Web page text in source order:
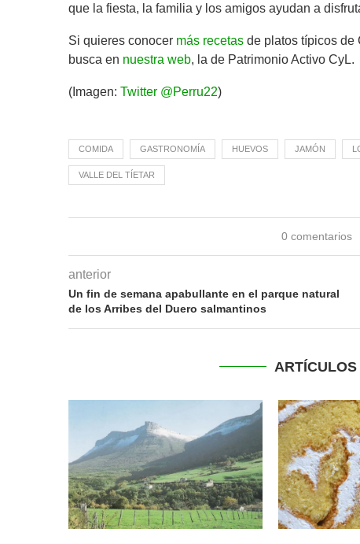
que la fiesta, la familia y los amigos ayudan a
Si quieres conocer más recetas de platos típicos de
busca en nuestra web, la de Patrimonio Activo CyL.
(Imagen: Twitter @Perru22)
COMIDA GASTRONOMÍA HUEVOS JAMÓN
VALLE DEL TÍETAR
0 comentarios
anterior
Un fin de semana apabullante en el parque natural
de los Arribes del Duero salmantinos